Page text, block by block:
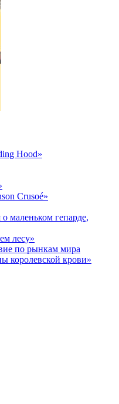
Hood»
Crusoé»
маленьком гепарде,
лесу»
по рынкам мира
королевской крови»